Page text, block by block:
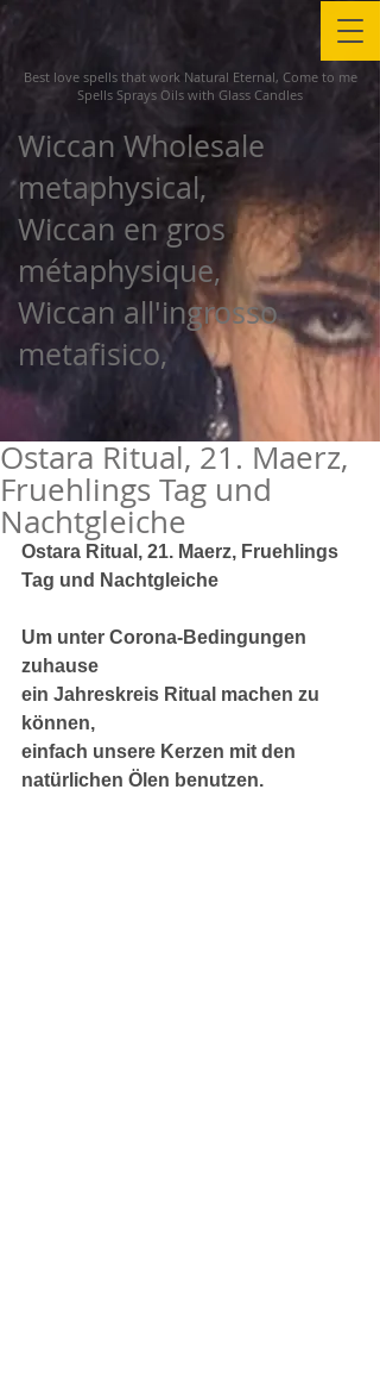
Best love spells that work Natural Eternal, Come to me
Spells Sprays Oils with Glass Candles
Wiccan Wholesale
metaphysical,
Wiccan en gros
métaphysique,
Wiccan all'ingrosso
metafisico,
Ostara Ritual, 21. Maerz,
Fruehlings Tag und
Nachtgleiche
Ostara Ritual, 21. Maerz, Fruehlings
Tag und Nachtgleiche
Um unter Corona-Bedingungen
zuhause
ein Jahreskreis Ritual machen zu
können,
einfach unsere Kerzen mit den
natürlichen Ölen benutzen.